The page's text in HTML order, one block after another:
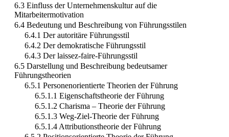
6.3 Einfluss der Unternehmenskultur auf die
Mitarbeitermotivation
6.4 Bedeutung und Beschreibung von Führungsstilen
6.4.1 Der autoritäre Führungsstil
6.4.2 Der demokratische Führungsstil
6.4.3 Der laissez-faire-Führungsstil
6.5 Darstellung und Beschreibung bedeutsamer
Führungstheorien
6.5.1 Personenorientierte Theorien der Führung
6.5.1.1 Eigenschaftstheorie der Führung
6.5.1.2 Charisma – Theorie der Führung
6.5.1.3 Weg-Ziel-Theorie der Führung
6.5.1.4 Attributionstheorie der Führung